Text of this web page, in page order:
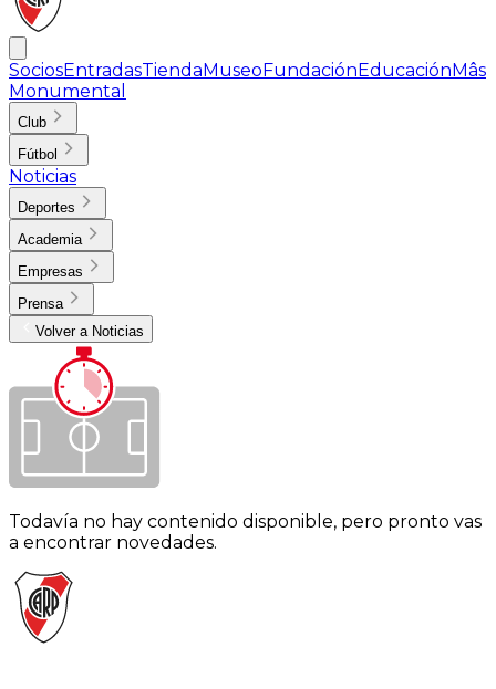
SociosEntradasTiendaMuseoFundaciónEducaciónMâs
Monumental
Club
Fútbol
Noticias
Deportes
Academia
Empresas
Prensa
Volver a Noticias
Todavía no hay contenido disponible, pero pronto vas
a encontrar novedades.